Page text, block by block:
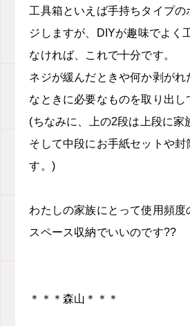
工具箱といえば手持ちタイプの
ジしますが、DIYが趣味でよく
なければ、これで十分です。
ネジが緩んだときや何か剥が
なときに必要なものを取り出し
(ちなみに、上の2段は上段に家
そして中段にお手紙セットや封
す。)
わたしの家族にとって使用頻
スペース収納でいいのです??
＊＊＊森山＊＊＊